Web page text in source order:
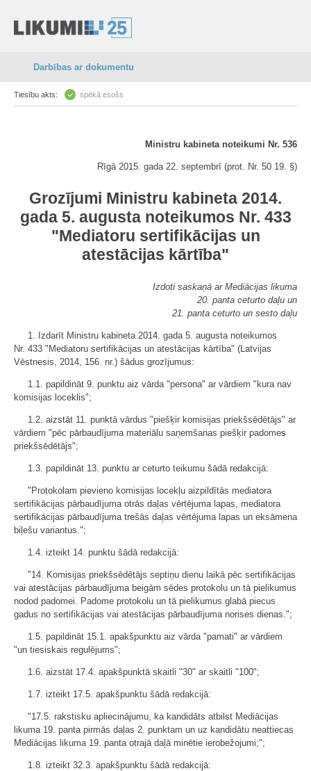
Darbības ar dokumentu
Tiesību akts: spēkā esošs
Ministru kabineta noteikumi Nr. 536
Rīgā 2015. gada 22. septembrī (prot. Nr. 50 19. §)
Grozījumi Ministru kabineta 2014.
gada 5. augusta noteikumos Nr. 433
"Mediatoru sertifikācijas un
atestācijas kārtība"
Izdoti saskaņā ar Mediācijas likuma
20. panta ceturto daļu un
21. panta ceturto un sesto daļu
1. Izdarīt Ministru kabineta 2014. gada 5. augusta noteikumos
Nr. 433 "Mediatoru sertifikācijas un atestācijas kārtība" (Latvijas
Vēstnesis, 2014, 156. nr.) šādus grozījumus:
1.1. papildināt 9. punktu aiz vārda "persona" ar vārdiem "kura nav
komisijas loceklis";
1.2. aizstāt 11. punktā vārdus "piešķir komisijas priekšsēdētājs" ar
vārdiem "pēc pārbaudījuma materiālu saņemšanas piešķir padomes
priekšsēdētājs";
1.3. papildināt 13. punktu ar ceturto teikumu šādā redakcijā:
"Protokolam pievieno komisijas locekļu aizpildītās mediatora
sertifikācijas pārbaudījuma otrās daļas vērtējuma lapas, mediatora
sertifikācijas pārbaudījuma trešās daļas vērtējuma lapas un eksāmena
biļešu variantus.";
1.4. izteikt 14. punktu šādā redakcijā:
"14. Komisijas priekšsēdētājs septiņu dienu laikā pēc sertifikācijas
vai atestācijas pārbaudījuma beigām sēdes protokolu un tā pielikumus
nodod padomei. Padome protokolu un tā pielikumus glabā piecus
gadus no sertifikācijas vai atestācijas pārbaudījuma norises dienas.";
1.5. papildināt 15.1. apakšpunktu aiz vārda "pamati" ar vārdiem
"un tiesiskais regulējums";
1.6. aizstāt 17.4. apakšpunktā skaitli "30" ar skaitli "100";
1.7. izteikt 17.5. apakšpunktu šādā redakcijā:
"17.5. rakstisku apliecinājumu, ka kandidāts atbilst Mediācijas
likuma 19. panta pirmās daļas 2. punktam un uz kandidātu neattiecas
Mediācijas likuma 19. panta otrajā daļā minētie ierobežojumi;";
1.8. izteikt 32.3. apakšpunktu šādā redakcijā: